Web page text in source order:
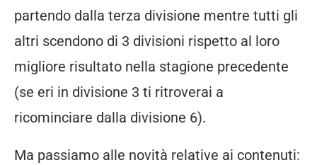
partendo dalla terza divisione mentre tutti gli
altri scendono di 3 divisioni rispetto al loro
migliore risultato nella stagione precedente
(se eri in divisione 3 ti ritroverai a
ricominciare dalla divisione 6).
Ma passiamo alle novità relative ai contenuti: